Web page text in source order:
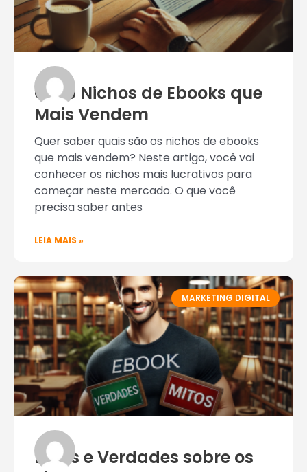
Os 10 Nichos de Ebooks que
Mais Vendem
Quer saber quais são os nichos de ebooks
que mais vendem? Neste artigo, você vai
conhecer os nichos mais lucrativos para
começar neste mercado. O que você
precisa saber antes
LEIA MAIS »
MARKETING DIGITAL
Mitos e Verdades sobre os